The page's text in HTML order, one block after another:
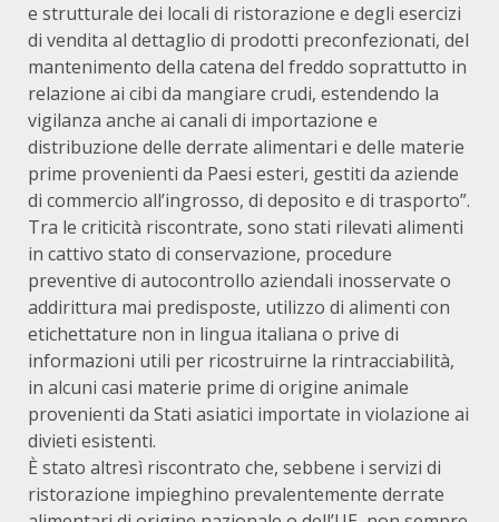
e strutturale dei locali di ristorazione e degli esercizi
di vendita al dettaglio di prodotti preconfezionati, del
mantenimento della catena del freddo soprattutto in
relazione ai cibi da mangiare crudi, estendendo la
vigilanza anche ai canali di importazione e
distribuzione delle derrate alimentari e delle materie
prime provenienti da Paesi esteri, gestiti da aziende
di commercio all’ingrosso, di deposito e di trasporto”.
Tra le criticità riscontrate, sono stati rilevati alimenti
in cattivo stato di conservazione, procedure
preventive di autocontrollo aziendali inosservate o
addirittura mai predisposte, utilizzo di alimenti con
etichettature non in lingua italiana o prive di
informazioni utili per ricostruirne la rintracciabilità,
in alcuni casi materie prime di origine animale
provenienti da Stati asiatici importate in violazione ai
divieti esistenti.
È stato altresì riscontrato che, sebbene i servizi di
ristorazione impieghino prevalentemente derrate